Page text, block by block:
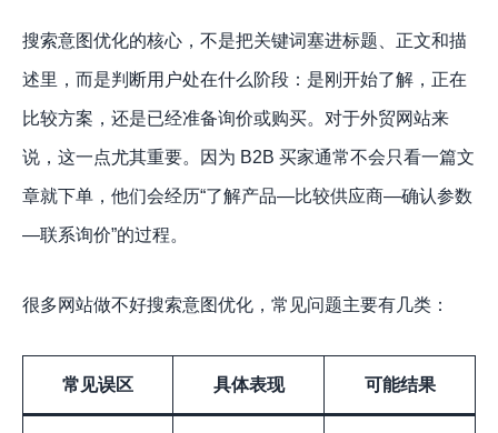
搜索意图优化的核心，不是把关键词塞进标题、正文和描
述里，而是判断用户处在什么阶段：是刚开始了解，正在
比较方案，还是已经准备询价或购买。对于外贸网站来
说，这一点尤其重要。因为 B2B 买家通常不会只看一篇文
章就下单，他们会经历“了解产品—比较供应商—确认参数
—联系询价”的过程。
很多网站做不好搜索意图优化，常见问题主要有几类：
常见误区 具体表现 可能结果